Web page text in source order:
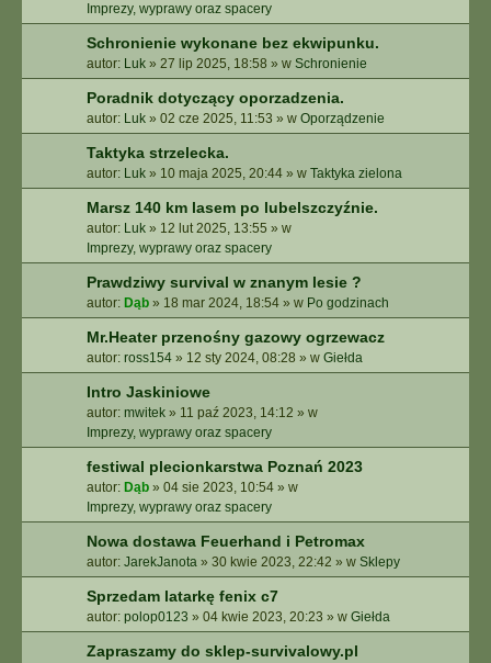
Z
W
Imprezy, wyprawy oraz spacery
Schronienie wykonane bez ekwipunku.
autor: Luk » 27 lip 2025, 18:58 » w Schronienie
Poradnik dotyczący oporzadzenia.
autor: Luk » 02 cze 2025, 11:53 » w Oporządzenie
Taktyka strzelecka.
autor: Luk » 10 maja 2025, 20:44 » w Taktyka zielona
Marsz 140 km lasem po lubelszczyźnie.
autor: Luk » 12 lut 2025, 13:55 » w
Imprezy, wyprawy oraz spacery
Prawdziwy survival w znanym lesie ?
autor: Dąb » 18 mar 2024, 18:54 » w Po godzinach
Mr.Heater przenośny gazowy ogrzewacz
autor: ross154 » 12 sty 2024, 08:28 » w Giełda
Intro Jaskiniowe
autor: mwitek » 11 paź 2023, 14:12 » w
Imprezy, wyprawy oraz spacery
festiwal plecionkarstwa Poznań 2023
autor: Dąb » 04 sie 2023, 10:54 » w
Imprezy, wyprawy oraz spacery
Nowa dostawa Feuerhand i Petromax
autor: JarekJanota » 30 kwie 2023, 22:42 » w Sklepy
Sprzedam latarkę fenix c7
autor: polop0123 » 04 kwie 2023, 20:23 » w Giełda
Zapraszamy do sklep-survivalowy.pl